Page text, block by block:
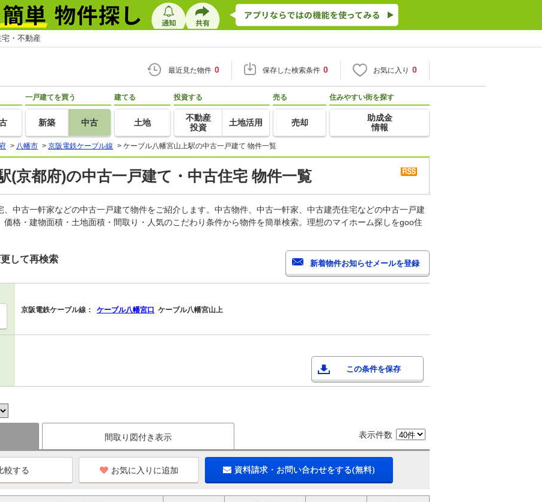
・不動産
最近見た物件 0 保存した検索条件 0 お気に入り 0
一戸建てを買う
新築 中古
建てる
土地
投資する
不動産
投資
土地活用
売る
売却
住みやすい街を探す
助成金
情報
> 八幡市 > 京阪電鉄ケーブル線 > ケーブル八幡宮山上駅の中古一戸建て 物件一覧
(京都府)の中古一戸建て・中古住宅 物件一覧
中古一軒家などの中古一戸建て物件をご紹介します。中古物件、中古一軒家、中古建売住宅などの中古一戸建
格・建物面積・土地面積・間取り・人気のこだわり条件から物件を簡単検索。理想のマイホーム探しをgoo住
して再検索
京阪電鉄ケーブル線： ケーブル八幡宮口 ケーブル八幡宮山上
この条件を保存
間取り図付き表示 表示件数
お気に入りに追加 資料請求・お問い合わせをする(無料)